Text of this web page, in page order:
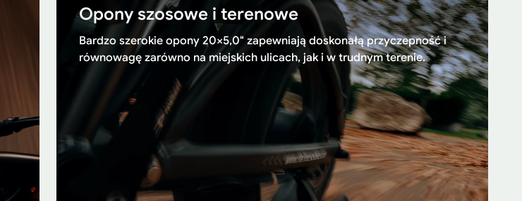
Opony szosowe i terenowe
Bardzo szerokie opony 20×5,0" zapewniają doskonałą przyczepność i
równowagę zarówno na miejskich ulicach, jak i w trudnym terenie.